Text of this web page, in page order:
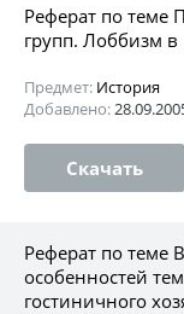
Реферат по теме
групп. Лоббизм
Предмет: История
Добавлено:
Скачать
Реферат по теме
особенностей
гостиничного